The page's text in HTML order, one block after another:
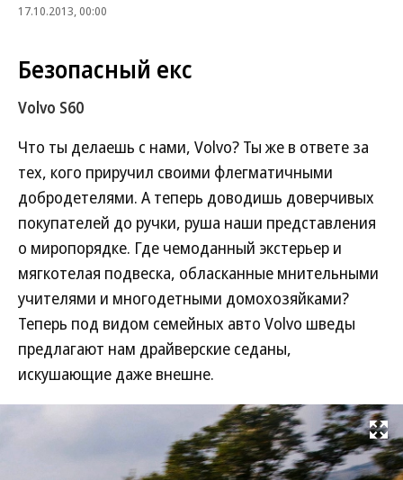
17.10.2013, 00:00
Безопасный екс
Volvo S60
Что ты делаешь с нами, Volvo? Ты же в ответе за
тех, кого приручил своими флегматичными
добродетелями. А теперь доводишь доверчивых
покупателей до ручки, руша наши представления
о миропорядке. Где чемоданный экстерьер и
мягкотелая подвеска, обласканные мнительными
учителями и многодетными домохозяйками?
Теперь под видом семейных авто Volvo шведы
предлагают нам драйверские седаны,
искушающие даже внешне.
Развернуть